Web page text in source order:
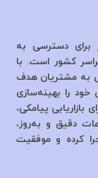
برای دسترسی به
کشور است. با
به مشتریان هدف
خود را بهینه‌سازی
بازاریابی پیامکی،
دقیق و به‌روز،
کرده و موفقیت